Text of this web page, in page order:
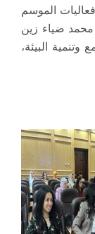
الموسم
الأستاذ الدكتور محمد ضياء زين
البيئة،